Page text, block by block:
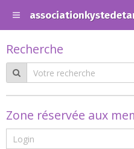
Recherche
Zone réservée aux